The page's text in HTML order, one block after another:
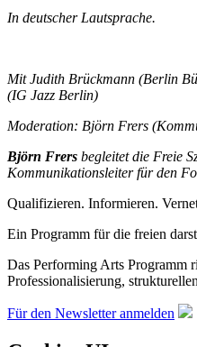
In deutscher Lautsprache.
Mit Judith Brückmann (Berlin
(IG Jazz Berlin)
Moderation: Björn Frers
Björn Frers begleitet die Freie
Kommunikationsleiter für den
Qualifizieren. Informieren.
Ein Programm für die freien
Das Performing Arts Programm
Professionalisierung,
Für den Newsletter anmelden